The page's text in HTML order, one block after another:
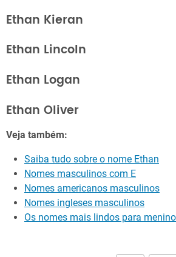
Ethan Kieran
Ethan Lincoln
Ethan Logan
Ethan Oliver
Veja também:
Saiba tudo sobre o nome Ethan
Nomes masculinos com E
Nomes americanos masculinos
Nomes ingleses masculinos
Os nomes mais lindos para